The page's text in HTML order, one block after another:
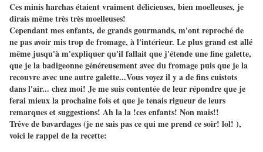
Ces minis harchas étaient vraiment délicieuses, bien moelleuses, je
dirais même très très moelleuses!
Cependant mes enfants, de grands gourmands, m'ont reproché de
ne pas avoir mis trop de fromage, à l'intérieur. Le plus grand est allé
même jusqu'à m'expliquer qu'il fallait que j'étende une fine galette,
que je la badigeonne généreusement avec du fromage puis que je la
recouvre avec une autre galette...Vous voyez il y a de fins cuistots
dans l'air... chez moi! Je me suis contentée de leur répondre que je
ferai mieux la prochaine fois et que je tenais rigueur de leurs
remarques et suggestions! Ah la la !ces enfants! Non mais!!
Trêve de bavardages (je ne sais pas ce qui me prend ce soir! lol! ),
voici le rappel de la recette: